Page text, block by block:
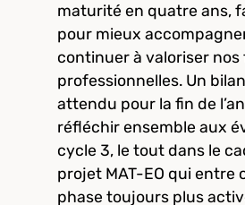
maturité en quatre ans,
pour mieux
continuer à valoriser
professionnelles. Un
attendu pour la fin de
réfléchir ensemble aux
cycle 3, le tout dans le
projet MAT-EO qui entre
phase toujours plus